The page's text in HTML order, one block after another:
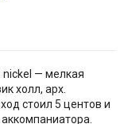
nickel — мелкая
холл, арх.
стоил 5 центов и